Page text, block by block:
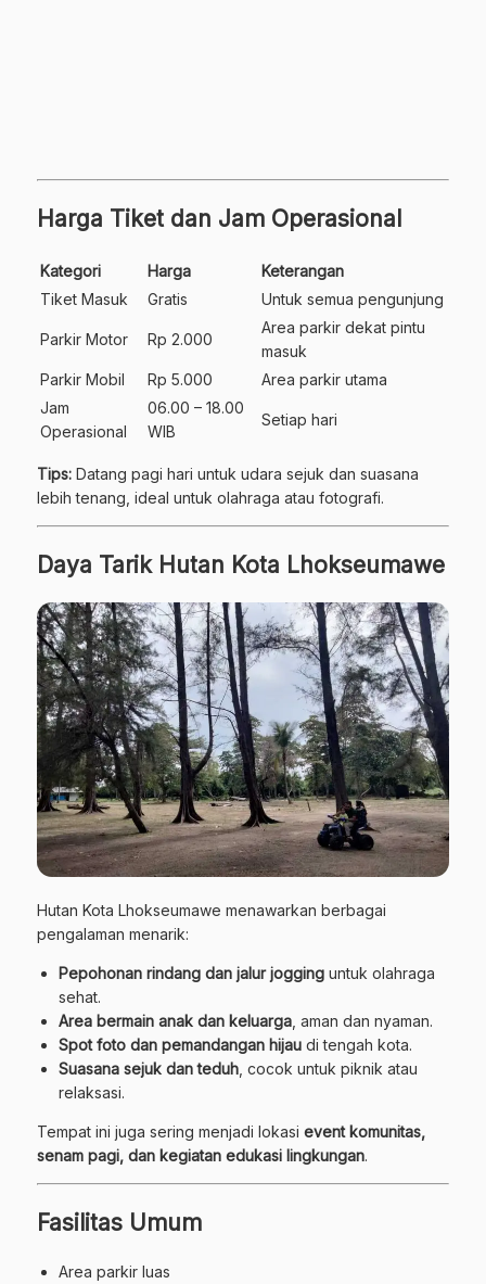
Harga Tiket dan Jam Operasional
Kategori Harga
Keterangan
Tiket Masuk
Gratis Untuk semua pengunjung
Parkir Motor Rp 2.000
Area parkir dekat pintu
masuk
Parkir Mobil
Rp 5.000
Area parkir utama
Jam
Operasional
06.00 – 18.00
WIB
Setiap hari
Tips: Datang pagi hari untuk udara sejuk dan suasana
lebih tenang, ideal untuk olahraga atau fotografi.
Daya Tarik Hutan Kota Lhokseumawe
Hutan Kota Lhokseumawe menawarkan berbagai
pengalaman menarik:
Pepohonan rindang dan jalur jogging untuk olahraga
sehat.
Area bermain anak dan keluarga , aman dan nyaman.
Spot foto dan pemandangan hijau di tengah kota.
Suasana sejuk dan teduh , cocok untuk piknik atau
relaksasi.
Tempat ini juga sering menjadi lokasi event komunitas,
senam pagi, dan kegiatan edukasi lingkungan.
Fasilitas Umum
Area parkir luas